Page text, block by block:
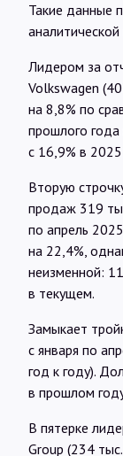
Такие данные
Лидером за
Volkswagen
на 8,8% по
прошлого года
с 16,9% в
Вторую
продаж 319
по апрель
на 22,4%,
неизменной:
в текущем.
Замыкает
с января по
год к году).
в прошлом
В пятерке
Group (234